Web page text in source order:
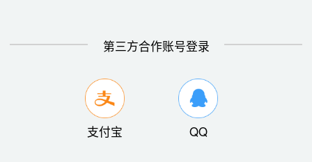
第三方合作账号登录
支付宝 QQ